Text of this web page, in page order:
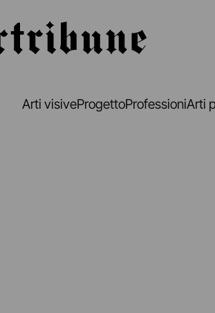
Arti visiveProgettoProfessioniArti